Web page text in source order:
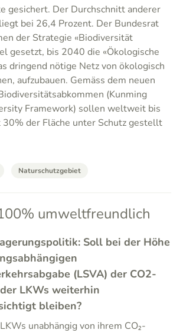
gesichert. Der Durchschnitt anderer
bei 26,4 Prozent. Der Bundesrat
der Strategie «Biodiversität
gesetzt, bis 2040 die «Ökologische
dringend nötige Netz von ökologisch
aufzubauen. Gemäss dem neuen
(Kunming
Framework) sollen weltweit bis
der Fläche unter Schutz gestellt
Naturschutzgebiet
umweltfreundlich
Soll bei der Höhe
(LSVA) der CO2-
LKWs weiterhin
bleiben?
unabhängig von ihrem CO₂-